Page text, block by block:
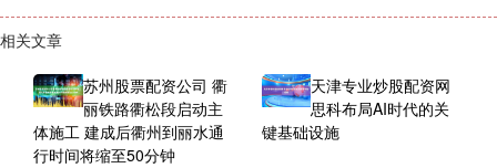
相关文章
苏州股票配资公司 衢
丽铁路衢松段启动主
体施工 建成后衢州到丽水通
行时间将缩至50分钟
天津专业炒股配资网
思科布局AI时代的关
键基础设施